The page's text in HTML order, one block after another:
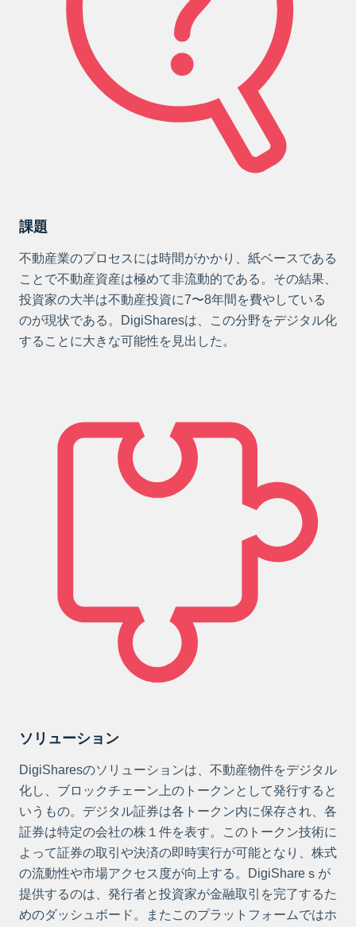
課題
不動産業のプロセスには時間がかかり、紙ベースである
ことで不動産資産は極めて非流動的である。その結果、
投資家の大半は不動産投資に7〜8年間を費やしている
のが現状である。DigiSharesは、この分野をデジタル化
することに大きな可能性を見出した。
ソリューション
DigiSharesのソリューションは、不動産物件をデジタル
化し、ブロックチェーン上のトークンとして発行すると
いうもの。デジタル証券は各トークン内に保存され、各
証券は特定の会社の株１件を表す。このトークン技術に
よって証券の取引や決済の即時実行が可能となり、株式
の流動性や市場アクセス度が向上する。DigiShareｓが
提供するのは、発行者と投資家が金融取引を完了するた
めのダッシュボード。またこのプラットフォームではホ